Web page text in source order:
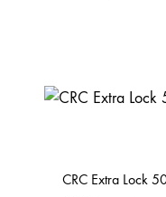
CRC Extra Lock